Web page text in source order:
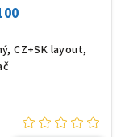
CZ+SK layout,